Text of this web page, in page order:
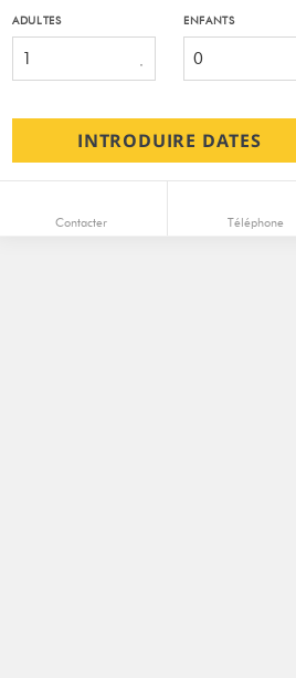
ADULTES
1
ENFANTS
INTRODUIRE DATES
Contacter Téléphone